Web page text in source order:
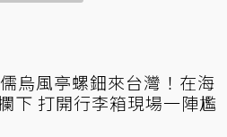
烏風亭螺鈿來台灣！在海
下 打開行李箱現場一陣尷